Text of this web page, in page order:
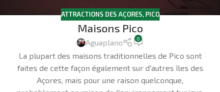
ATTRACTIONS DES AÇORES, PICO
Maisons Pico
Aguaplano 0
La plupart des maisons traditionnelles de Pico sont
faites de cette façon également sur d'autres îles des
Açores, mais pour une raison quelconque,